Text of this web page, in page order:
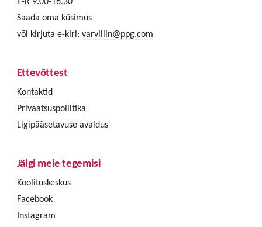
Saada oma küsimus
või kirjuta e-kiri: varviliin@ppg.com
Ettevõttest
Kontaktid
Privaatsuspoliitika
Ligipääsetavuse avaldus
Jälgi meie tegemisi
Koolituskeskus
Facebook
Instagram